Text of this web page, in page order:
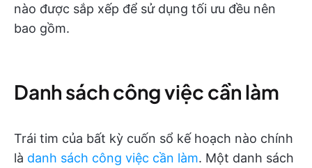
nào được sắp xếp để sử dụng tối ưu đều nên
bao gồm.
Danh sách công việc cần làm
Trái tim của bất kỳ cuốn sổ kế hoạch nào chính
là danh sách công việc cần làm. Một danh sách